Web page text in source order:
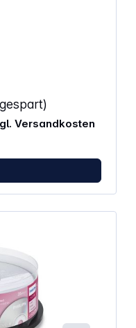
Versandkosten